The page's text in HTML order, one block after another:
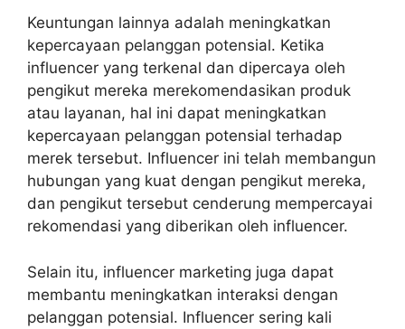
Keuntungan lainnya adalah meningkatkan
kepercayaan pelanggan potensial. Ketika
influencer yang terkenal dan dipercaya oleh
pengikut mereka merekomendasikan produk
atau layanan, hal ini dapat meningkatkan
kepercayaan pelanggan potensial terhadap
merek tersebut. Influencer ini telah membangun
hubungan yang kuat dengan pengikut mereka,
dan pengikut tersebut cenderung mempercayai
rekomendasi yang diberikan oleh influencer.
Selain itu, influencer marketing juga dapat
membantu meningkatkan interaksi dengan
pelanggan potensial. Influencer sering kali